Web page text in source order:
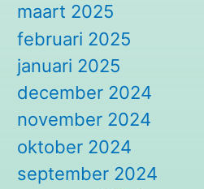
maart 2025
februari 2025
januari 2025
december 2024
november 2024
oktober 2024
september 2024